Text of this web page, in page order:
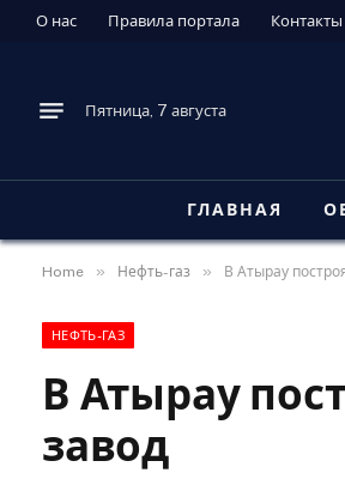
О нас Правила портала Контакты
Пятница, 7 августа
ГЛАВНАЯ
Home » Нефть-газ » В Атырау
НЕФТЬ-ГАЗ
В Атырау
завод